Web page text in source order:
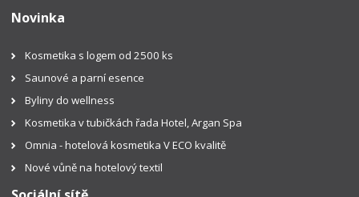
Novinka
Kosmetika s logem od 2500 ks
Saunové a parní esence
Byliny do wellness
Kosmetika v tubičkách řada Hotel, Argan Spa
Omnia - hotelová kosmetika V ECO kvalitě
Nové vůně na hotelový textil